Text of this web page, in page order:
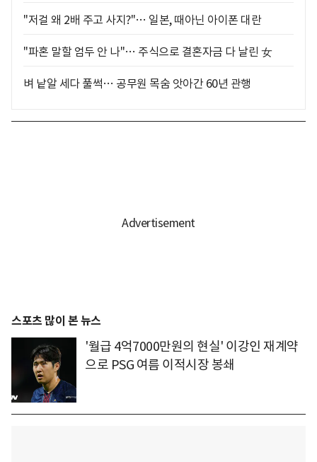
"저걸 왜 2배 주고 사지?"… 일본, 때아닌 아이폰 대란
"파혼 말할 엄두 안 나"… 주식으로 결혼자금 다 날린 女
벼 낱알 세다 풀썩… 공무원 목숨 앗아간 60년 관행
스포츠 많이 본 뉴스
'월급 4억7000만원의 현실' 이강인 재계약
으로 PSG 여름 이적시장 봉쇄